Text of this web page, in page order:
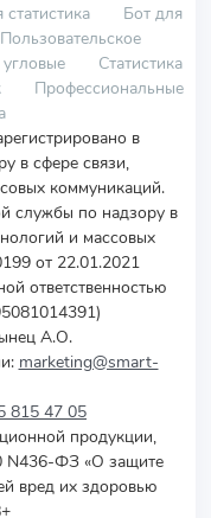
Бот для
Пользовательское
Статистика
Профессиональные
в
в сфере связи,
коммуникаций.
службы по надзору в
и массовых
от 22.01.2021
ответственностью
А.О.
marketing@smart-
815 47 05
продукции,
N436-ФЗ «О защите
вред их здоровью